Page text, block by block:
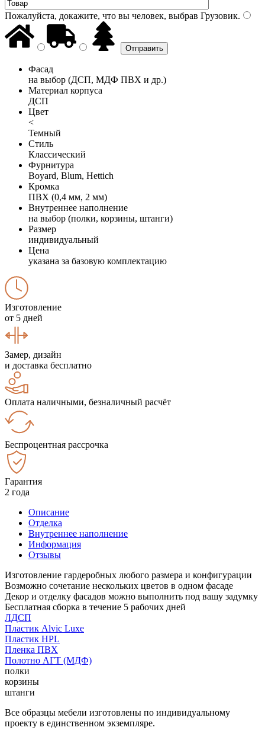
Пожалуйста, докажите, что вы человек, выбрав Грузовик.
Фасад
на выбор (ДСП, МДФ ПВХ и др.)
Материал корпуса
ДСП
Цвет
<
Темный
Стиль
Классический
Фурнитура
Boyard, Blum, Hettich
Кромка
ПВХ (0,4 мм, 2 мм)
Внутреннее наполнение
на выбор (полки, корзины, штанги)
Размер
индивидуальный
Цена
указана за базовую комплектацию
Изготовление
от 5 дней
Замер, дизайн
и доставка бесплатно
Оплата наличными, безналичный расчёт
Беспроцентная рассрочка
Гарантия
2 года
Описание
Отделка
Внутреннее наполнение
Информация
Отзывы
Изготовление гардеробных любого размера и конфигурации
Возможно сочетание нескольких цветов в одном фасаде
Декор и отделку фасадов можно выполнить под вашу задумку
Бесплатная сборка в течение 5 рабочих дней
ЛДСП
Пластик Alvic Luxe
Пластик HPL
Пленка ПВХ
Полотно АГТ (МДФ)
полки
корзины
штанги
Все образцы мебели изготовлены по индивидуальному
проекту в единственном экземпляре.